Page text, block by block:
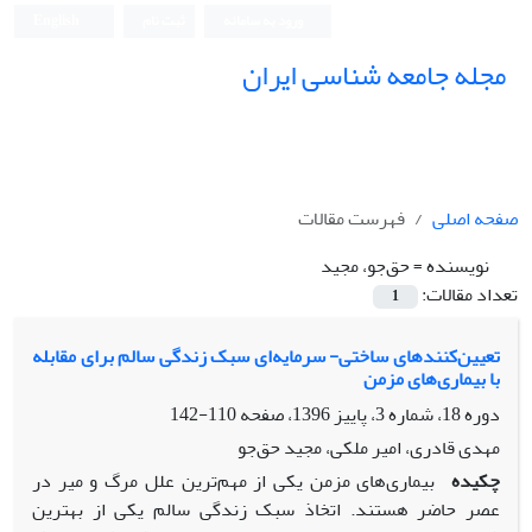
مجله جامعه شناسی ایران
صفحه اصلی
فهرست مقالات
نویسنده =حق‌جو، مجید
تعداد مقالات:
1
تعیین‌کنندهای ساختی- سرمایه‌ای سبک زندگی سالم برای مقابله
با بیماری‌های مزمن
دوره 18، شماره 3، پاییز 1396، صفحه
110-142
مهدی قادری، امیر ملکی، مجید حق‌جو
چکیده بیماری‌های مزمن یکی از مهم‌ترین علل مرگ و میر در
عصر حاضر هستند. اتخاذ سبک زندگی سالم یکی از بهترین